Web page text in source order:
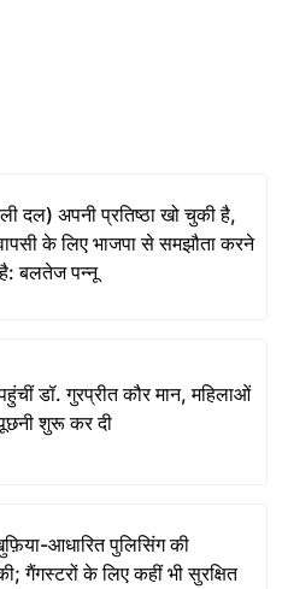
दल) अपनी प्रतिष्ठा खो चुकी है,
के लिए भाजपा से समझौता करने
बलतेज पन्नू
डॉ. गुरप्रीत कौर मान, महिलाओं
शुरू कर दी
आधारित पुलिसिंग की
गैंगस्टरों के लिए कहीं भी सुरक्षित